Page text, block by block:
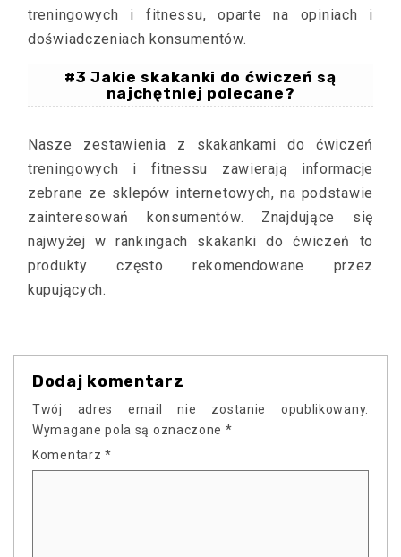
treningowych i fitnessu, oparte na opiniach i
doświadczeniach konsumentów.
#3 Jakie skakanki do ćwiczeń są
najchętniej polecane?
Nasze zestawienia z skakankami do ćwiczeń
treningowych i fitnessu zawierają informacje
zebrane ze sklepów internetowych, na podstawie
zainteresowań konsumentów. Znajdujące się
najwyżej w rankingach skakanki do ćwiczeń to
produkty często rekomendowane przez
kupujących.
Dodaj komentarz
Twój adres email nie zostanie opublikowany.
Wymagane pola są oznaczone *
Komentarz *